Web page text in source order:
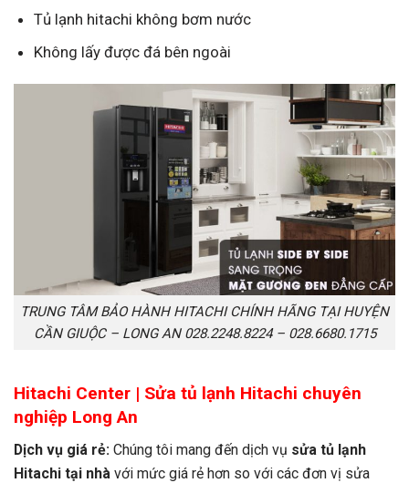
Tủ lạnh hitachi không bơm nước
Không lấy được đá bên ngoài
TRUNG TÂM BẢO HÀNH HITACHI CHÍNH HÃNG TẠI HUYỆN
CẦN GIUỘC – LONG AN 028.2248.8224 – 028.6680.1715
Hitachi Center | Sửa tủ lạnh Hitachi chuyên
nghiệp Long An
Dịch vụ giá rẻ: Chúng tôi mang đến dịch vụ sửa tủ lạnh
Hitachi tại nhà với mức giá rẻ hơn so với các đơn vị sửa